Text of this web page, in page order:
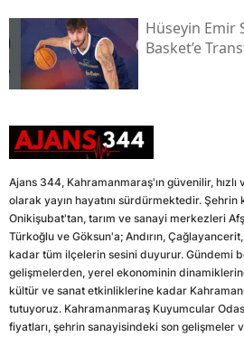
Hüseyin Emir
Basket’e
Ajans 344, Kahramanmaraş'ın güvenilir, hızlı
olarak yayın hayatını sürdürmektedir.
Onikişubat'tan, tarım ve sanayi merkezleri
Türkoğlu ve Göksun'a; Andırın,
kadar tüm ilçelerin sesini duyurur. Gündemi
gelişmelerden, yerel ekonominin
kültür ve sanat etkinliklerine kadar
tutuyoruz. Kahramanmaraş Kuyumcular
fiyatları, şehrin sanayisindeki son gelişmeler